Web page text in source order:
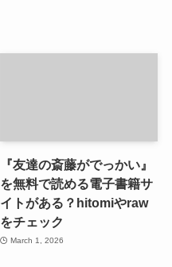
『友達の斎藤がでっかい』
を無料で読める電子書籍サ
イトがある？hitomiやraw
をチェック
March 1, 2026